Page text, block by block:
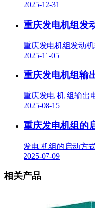
2025-12-31
重庆发电机组发
重庆发电机组发动
2025-11-05
重庆发电机组输
重庆发电 机 组输出
2025-08-15
重庆发电机组的
发电 机组的启动方
2025-07-09
相关产品